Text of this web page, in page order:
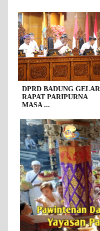
DPRD BADUNG GELAR
RAPAT PARIPURNA
MASA ...